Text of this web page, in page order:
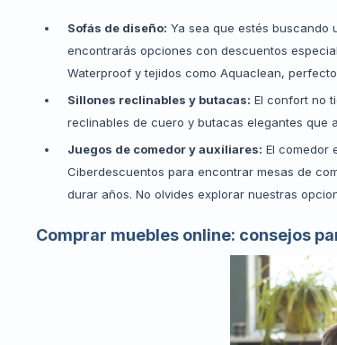
Sofás de diseño: Ya sea que estés buscando
encontrarás opciones con descuentos
Waterproof y tejidos como Aquaclean,
Sillones reclinables y butacas: El confort no
reclinables de cuero y butacas elegantes que
Juegos de comedor y auxiliares: El comedor
Ciberdescuentos para encontrar mesas de
durar años. No olvides explorar nuestras
Comprar muebles online: consejos